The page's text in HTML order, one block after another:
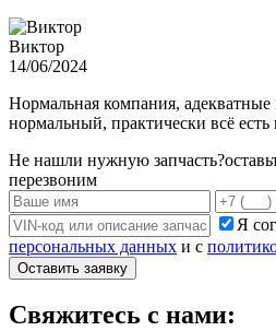
Виктор
14/06/2024
Нормальная компания,
нормальный, практически всё
Не нашли нужную запчасть?
перезвоним
Я
персональных данных и с
Оставить заявку
Свяжитесь с нами: